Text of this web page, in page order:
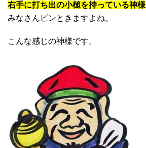
右手に打ち出の小槌を持っている神様
みなさんピンときますよね。
こんな感じの神様です。